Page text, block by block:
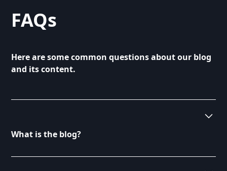
FAQs
Here are some common questions about our blog
and its content.
What is the blog?